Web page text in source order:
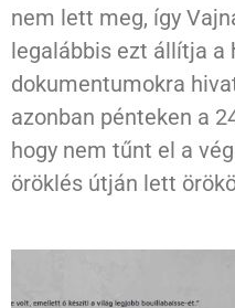
nem lett meg, így
legalábbis ezt állítja a
dokumentumokra
azonban pénteken a
hogy nem tűnt el a
öröklés útján lett